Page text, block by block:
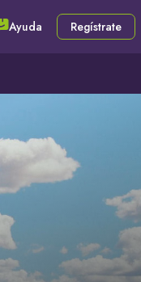
Ayuda Regístrate